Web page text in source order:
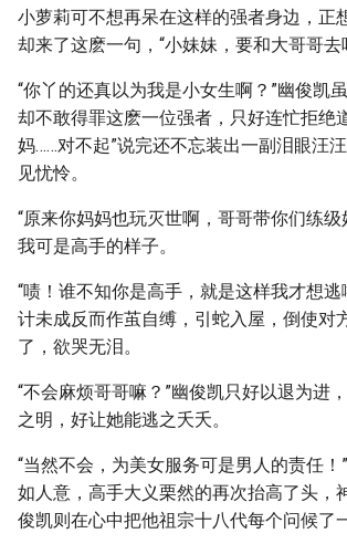
小萝莉可不想再呆在这样的强者身边，正
却来了这麽一句，“小妹妹，要和大哥哥去
“你丫的还真以为我是小女生啊？”幽俊凯
却不敢得罪这麽一位强者，只好连忙拒绝
妈……对不起”说完还不忘装出一副泪眼汪
见忧怜。
“原来你妈妈也玩灭世啊，哥哥带你们练级
我可是高手的样子。
“啧！谁不知你是高手，就是这样我才想逃
计未成反而作茧自缚，引蛇入屋，倒使对
了，欲哭无泪。
“不会麻烦哥哥嘛？”幽俊凯只好以退为进
之明，好让她能逃之夭夭。
“当然不会，为美女服务可是男人的责任！
如人意，高手大义栗然的再次抬高了头，
俊凯则在心中把他祖宗十八代每个问候了